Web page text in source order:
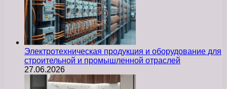
Электротехническая продукция и оборудование для
строительной и промышленной отраслей
27.06.2026